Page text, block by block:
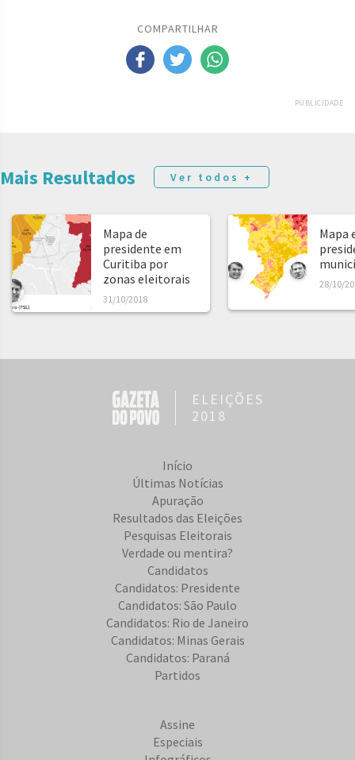
COMPARTILHAR
PUBLICIDADE
Mais Resultados Ver todos +
Mapa de
presidente em
Curitiba por
zonas eleitorais
31/10/2018
Mapa
28/10/
ELEIÇÕES
2018
Início
Últimas Notícias
Apuração
Resultados das Eleições
Pesquisas Eleitorais
Verdade ou mentira?
Candidatos
Candidatos: Presidente
Candidatos: São Paulo
Candidatos: Rio de Janeiro
Candidatos: Minas Gerais
Candidatos: Paraná
Partidos
Assine
Especiais